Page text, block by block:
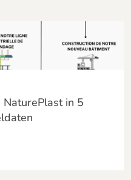
NaturePlast in 5